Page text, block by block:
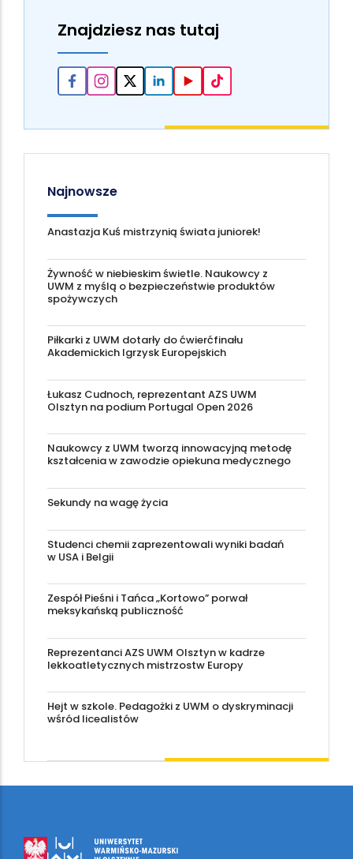
Znajdziesz nas tutaj
Najnowsze
Anastazja Kuś mistrzynią świata juniorek!
Żywność w niebieskim świetle. Naukowcy z
UWM z myślą o bezpieczeństwie produktów
spożywczych
Piłkarki z UWM dotarły do ćwierćfinału
Akademickich Igrzysk Europejskich
Łukasz Cudnoch, reprezentant AZS UWM
Olsztyn na podium Portugal Open 2026
Naukowcy z UWM tworzą innowacyjną metodę
kształcenia w zawodzie opiekuna medycznego
Sekundy na wagę życia
Studenci chemii zaprezentowali wyniki badań
w USA i Belgii
Zespół Pieśni i Tańca „Kortowo” porwał
meksykańską publiczność
Reprezentanci AZS UWM Olsztyn w kadrze
lekkoatletycznych mistrzostw Europy
Hejt w szkole. Pedagożki z UWM o dyskryminacji
wśród licealistów